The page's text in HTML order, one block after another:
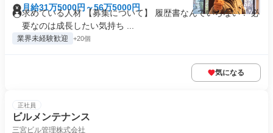
月給31万5000円～56万5000円
求めている人材 【募集について】 履歴書なんていらない！ 必
要なのは成長したい気持ち ...
業界未経験歓迎 +20個
気になる
正社員
ビルメンテナンス
三宮ビル管理株式会社